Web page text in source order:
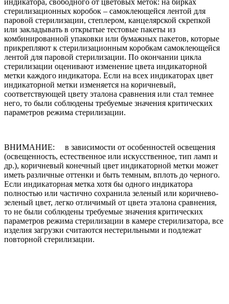
стерилизационных коробок – самоклеющейся лентой для
паровой стерилизации, степлером, канцелярской скрепкой
или закладывать в открытые тестовые пакеты из
комбинированной упаковки или бумажных пакетов, которые
прикрепляют к стерилизационным коробкам самоклеющейся
лентой для паровой стерилизации. По окончании цикла
стерилизации оценивают изменение цвета индикаторной
метки каждого индикатора. Если на всех индикаторах цвет
индикаторной метки изменяется на коричневый,
соответствующей цвету эталона сравнения или стал темнее
него, то были соблюдены требуемые значения критических
параметров режима стерилизации.
ВНИМАНИЕ: в зависимости от особенностей освещения
(освещенность, естественное или искусственное, тип ламп и
др.), коричневый конечный цвет индикаторной метки может
иметь различные оттенки и быть темным, вплоть до черного.
Если индикаторная метка хотя бы одного индикатора
полностью или частично сохранила зеленый или коричнево-
зеленый цвет, легко отличимый от цвета эталона сравнения,
то не были соблюдены требуемые значения критических
параметров режима стерилизации в камере стерилизатора, все
изделия загрузки считаются нестерильными и подлежат
повторной стерилизации.